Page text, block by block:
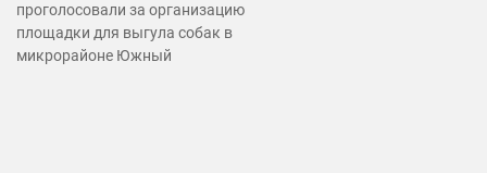
проголосовали за организацию
площадки для выгула собак в
микрорайоне Южный